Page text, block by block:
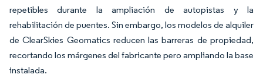
repetibles durante la ampliación de autopistas y la
rehabilitación de puentes. Sin embargo, los modelos de alquiler
de ClearSkies Geomatics reducen las barreras de propiedad,
recortando los márgenes del fabricante pero ampliando la base
instalada.